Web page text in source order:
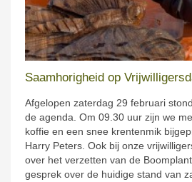
Saamhorigheid op
Afgelopen zaterdag 29 februari
de agenda. Om 09.30 uur zijn we
koffie en een snee krentenmik
Harry Peters. Ook bij onze
over het verzetten van de
gesprek over de huidige stand van